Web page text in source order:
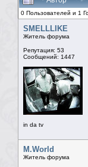
0 Пользователей и 1
SMELLLIKE
Житель форума
Репутация: 53
Сообщений: 1447
in da tv
M.World
Житель форума